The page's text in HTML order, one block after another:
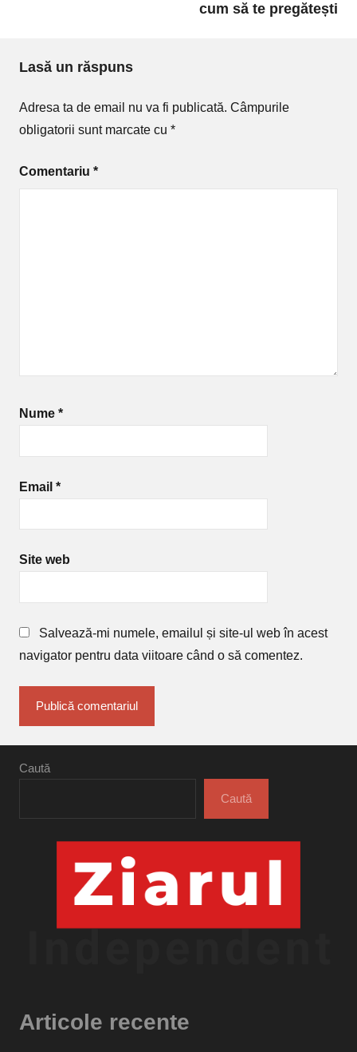
cum să te pregătești
Lasă un răspuns
Adresa ta de email nu va fi publicată. Câmpurile
obligatorii sunt marcate cu *
Comentariu *
Nume *
Email *
Site web
Salvează-mi numele, emailul și site-ul web în acest
navigator pentru data viitoare când o să comentez.
Caută
Caută
Articole recente